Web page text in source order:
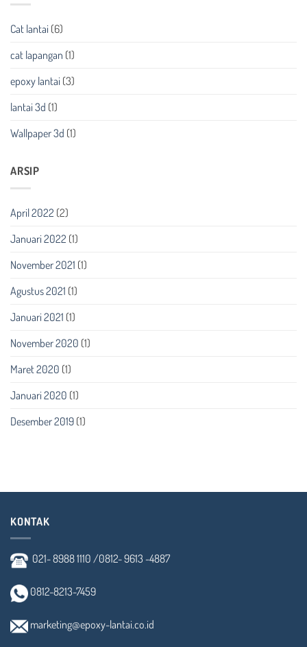
Cat lantai (6)
cat lapangan (1)
epoxy lantai (3)
lantai 3d (1)
Wallpaper 3d (1)
ARSIP
April 2022 (2)
Januari 2022 (1)
November 2021 (1)
Agustus 2021 (1)
Januari 2021 (1)
November 2020 (1)
Maret 2020 (1)
Januari 2020 (1)
Desember 2019 (1)
KONTAK
021- 8988 1110 /0812- 9613 -4887
0812-8213-7459
marketing@epoxy-lantai.co.id